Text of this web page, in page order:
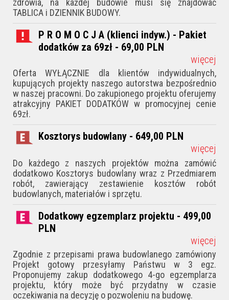
TABLICA i DZIENNIK BUDOWY.
P R O M O C J A (klienci indyw.) - Pakiet
dodatków za 69zł - 69,00 PLN
więcej
Oferta WYŁĄCZNIE dla klientów indywidualnych,
kupujących projekty naszego autorstwa bezpośrednio
w naszej pracowni. Do zakupionego projektu oferujemy
atrakcyjny PAKIET DODATKÓW w promocyjnej cenie
69zł.
Kosztorys budowlany - 649,00 PLN
więcej
Do każdego z naszych projektów można zamówić
dodatkowo Kosztorys budowlany wraz z Przedmiarem
robót, zawierający zestawienie kosztów robót
budowlanych, materiałów i sprzętu.
Dodatkowy egzemplarz projektu - 499,00
PLN
więcej
Zgodnie z przepisami prawa budowlanego zamówiony
Projekt gotowy przesyłamy Państwu w 3 egz.
Proponujemy zakup dodatkowego 4-go egzemplarza
projektu, który może być przydatny w czasie
oczekiwania na decyzję o pozwoleniu na budowę.